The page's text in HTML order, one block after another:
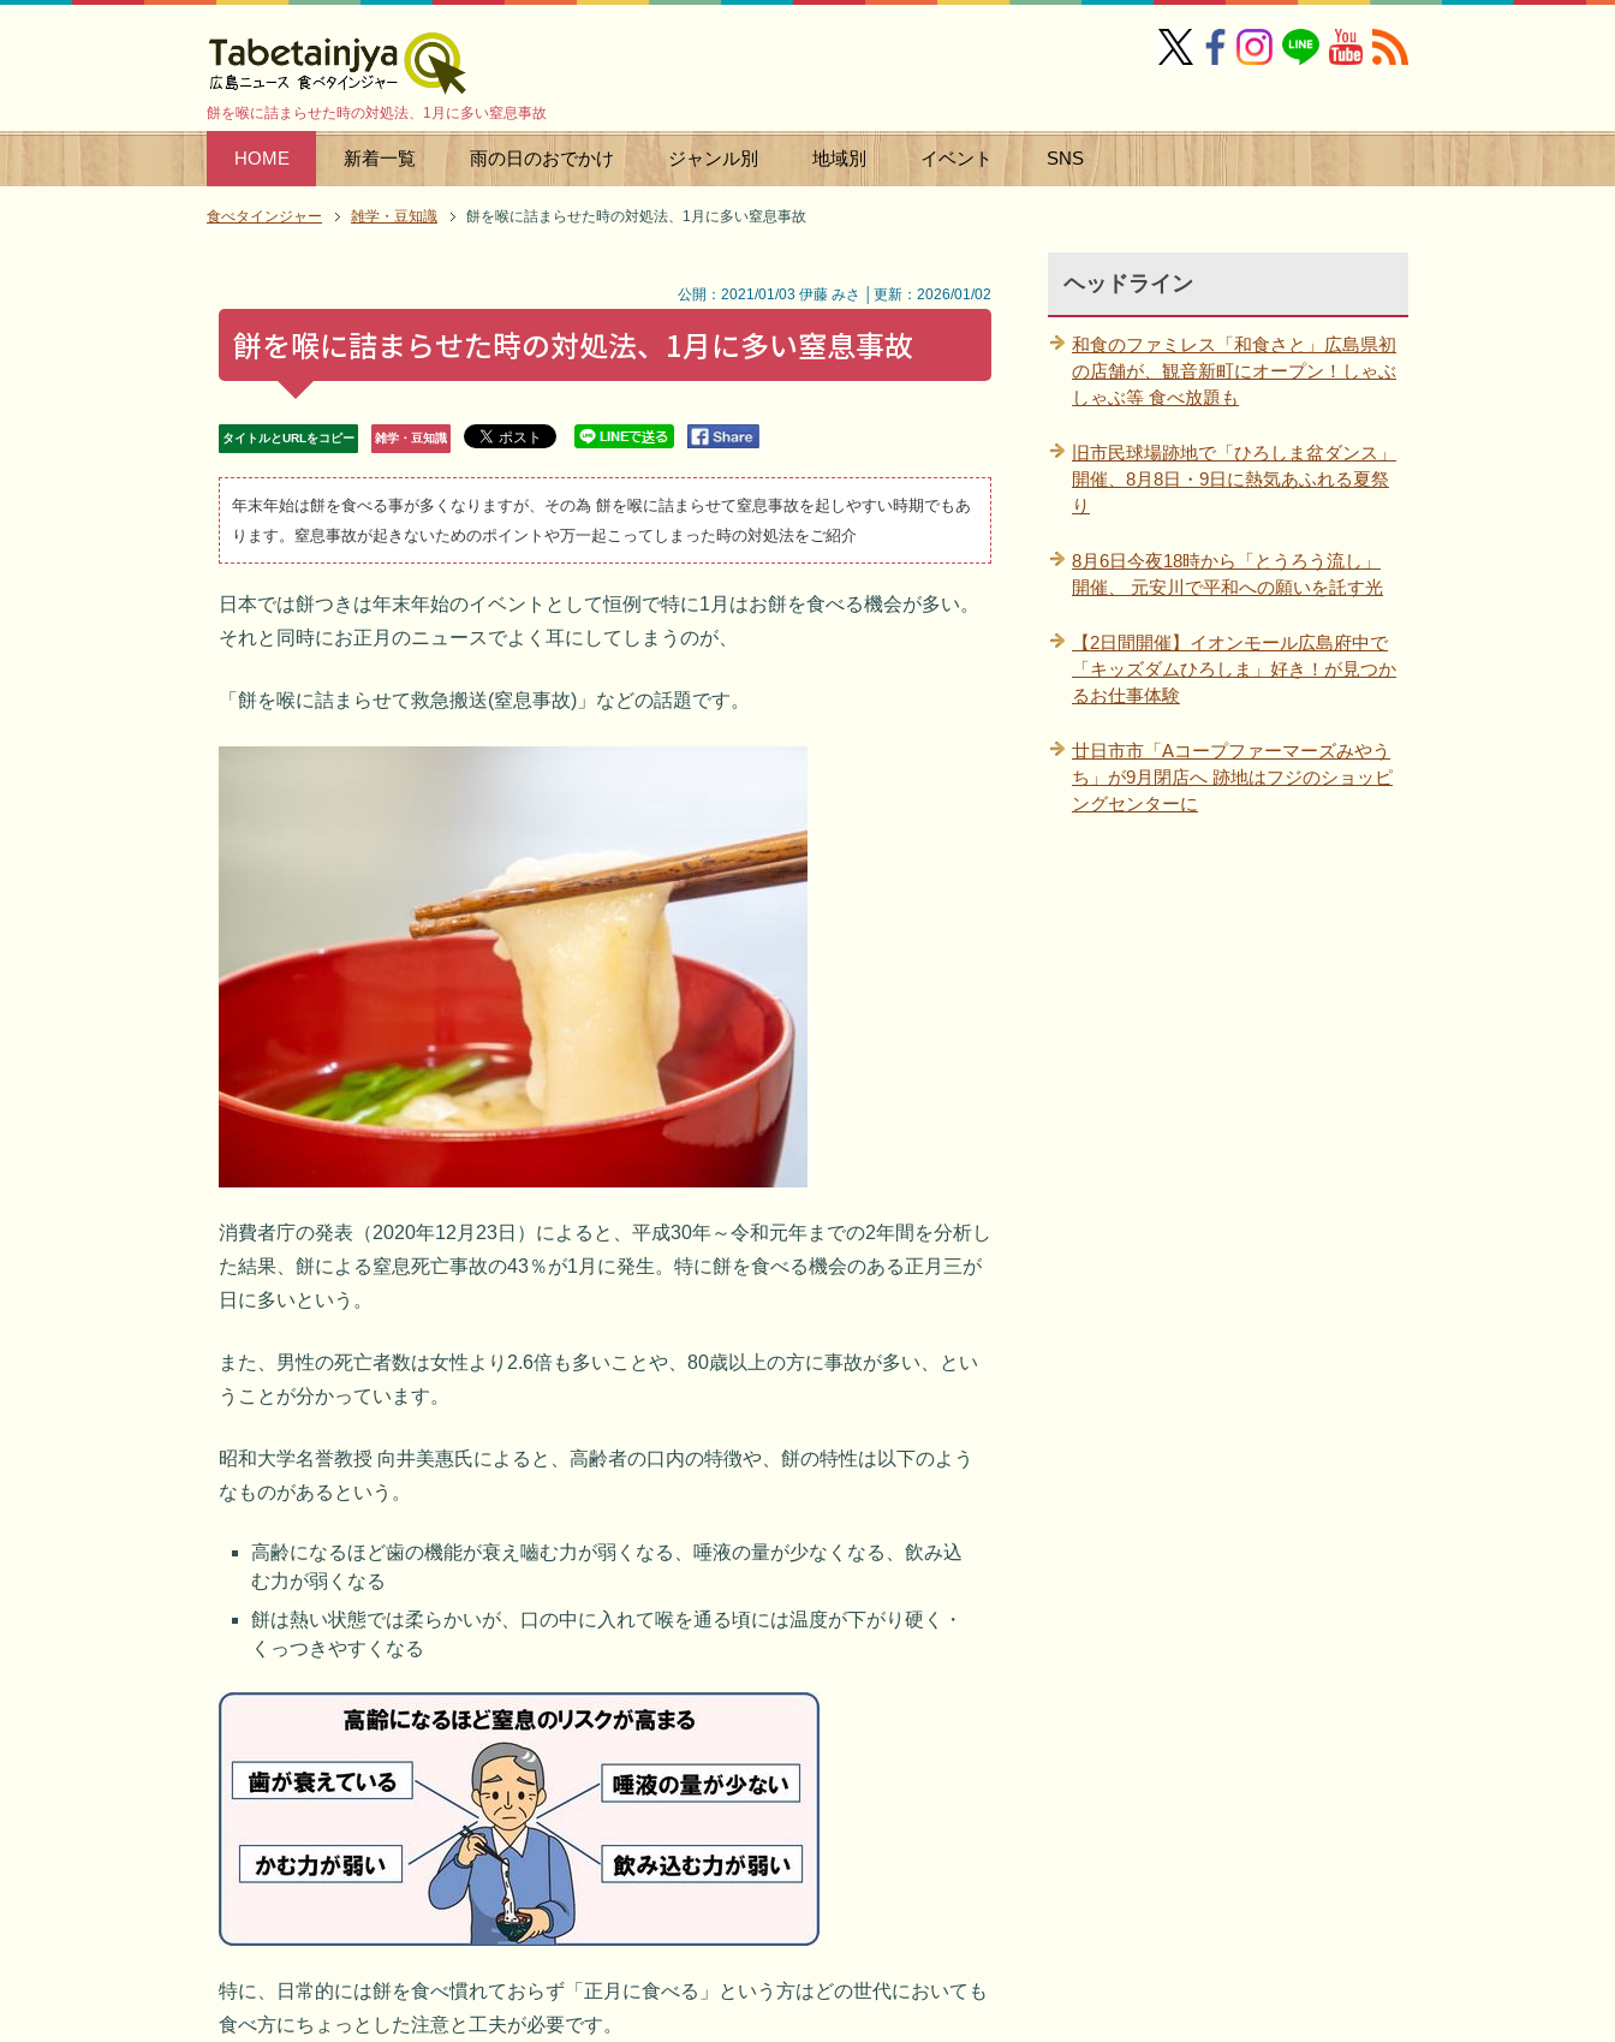
餅を喉に詰まらせた時の対処法、1月に多い窒息事故
HOME 新着一覧 雨の日のおでかけ ジャンル別 地域別 イベント SNS
食べタインジャー 雑学・豆知識 餅を喉に詰まらせた時の対処法、1月に多い窒息事故
公開：2021/01/03 伊藤 みさ │更新：2026/01/02
餅を喉に詰まらせた時の対処法、1月に多い窒息事故
タイトルとURLをコピー 雑学・豆知識
年末年始は餅を食べる事が多くなりますが、その為 餅を喉に詰まらせて窒息事故を起しやすい時期でもあ
ります。窒息事故が起きないためのポイントや万一起こってしまった時の対処法をご紹介
日本では餅つきは年末年始のイベントとして恒例で特に1月はお餅を食べる機会が多い。
それと同時にお正月のニュースでよく耳にしてしまうのが、
「餅を喉に詰まらせて救急搬送(窒息事故)」などの話題です。
消費者庁の発表（2020年12月23日）によると、平成30年～令和元年までの2年間を分析し
た結果、餅による窒息死亡事故の43％が1月に発生。特に餅を食べる機会のある正月三が
日に多いという。
また、男性の死亡者数は女性より2.6倍も多いことや、80歳以上の方に事故が多い、とい
うことが分かっています。
昭和大学名誉教授 向井美惠氏によると、高齢者の口内の特徴や、餅の特性は以下のよう
なものがあるという。
高齢になるほど歯の機能が衰え嚙む力が弱くなる、唾液の量が少なくなる、飲み込
む力が弱くなる
餅は熱い状態では柔らかいが、口の中に入れて喉を通る頃には温度が下がり硬く・
くっつきやすくなる
特に、日常的には餅を食べ慣れておらず「正月に食べる」という方はどの世代においても
食べ方にちょっとした注意と工夫が必要です。
ヘッドライン
和食のファミレス「和食さと」広島県初
の店舗が、観音新町にオープン！しゃぶ
しゃぶ等 食べ放題も
旧市民球場跡地で「ひろしま盆ダンス」
開催、8月8日・9日に熱気あふれる夏祭
り
8月6日今夜18時から「とうろう流し」
開催、 元安川で平和への願いを託す光
【2日間開催】イオンモール広島府中で
「キッズダムひろしま」好き！が見つか
るお仕事体験
廿日市市「Aコープファーマーズみやう
ち」が9月閉店へ 跡地はフジのショッピ
ングセンターに